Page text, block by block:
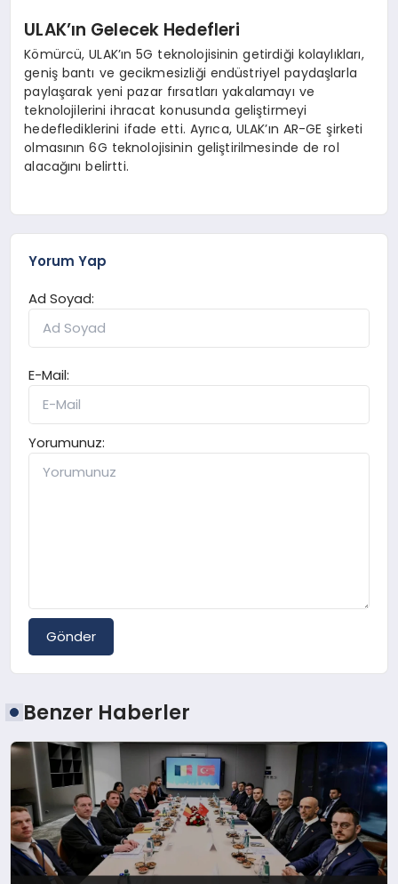
ULAK’ın Gelecek Hedefleri
Kömürcü, ULAK’ın 5G teknolojisinin getirdiği kolaylıkları,
geniş bantı ve gecikmesizliği endüstriyel paydaşlarla
paylaşarak yeni pazar fırsatları yakalamayı ve
teknolojilerini ihracat konusunda geliştirmeyi
hedeflediklerini ifade etti. Ayrıca, ULAK’ın AR-GE şirketi
olmasının 6G teknolojisinin geliştirilmesinde de rol
alacağını belirtti.
Yorum Yap
Ad Soyad:
E-Mail:
Yorumunuz:
Gönder
Benzer Haberler